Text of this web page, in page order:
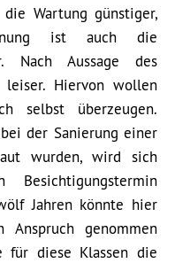
Wartung günstiger,
ist auch die
Nach Aussage des
leiser. Hiervon wollen
selbst überzeugen.
der Sanierung einer
wurden, wird sich
Jahren könnte hier
Anspruch genommen
für diese Klassen die